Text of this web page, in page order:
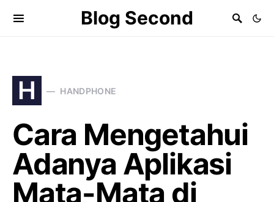
Blog Second
H HANDPHONE
Cara Mengetahui
Adanya Aplikasi
Mata-Mata di